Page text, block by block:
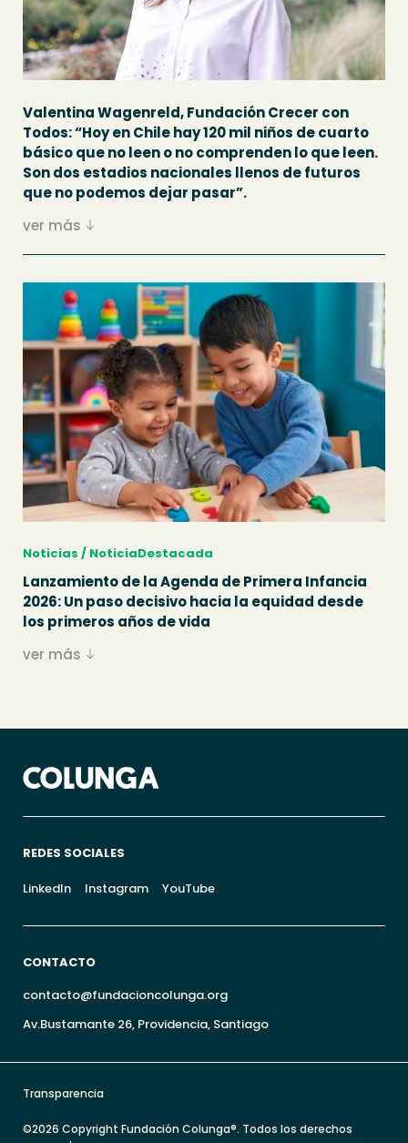
Valentina Wagenreld, Fundación Crecer con
Todos: “Hoy en Chile hay 120 mil niños de cuarto
básico que no leen o no comprenden lo que leen.
Son dos estadios nacionales llenos de futuros
que no podemos dejar pasar”.
ver más
Noticias / NoticiaDestacada
Lanzamiento de la Agenda de Primera Infancia
2026: Un paso decisivo hacia la equidad desde
los primeros años de vida
ver más
REDES SOCIALES
LinkedIn Instagram YouTube
CONTACTO
contacto@fundacioncolunga.org
Av.Bustamante 26, Providencia, Santiago
Transparencia
©2026 Copyright Fundación Colunga®. Todos los derechos